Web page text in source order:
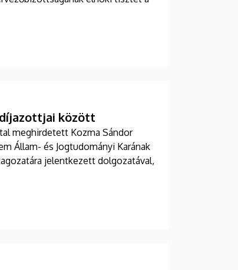
között
meghirdetett Kozma Sándor
Állam- és Jogtudományi Karának
jelentkezett dolgozatával,